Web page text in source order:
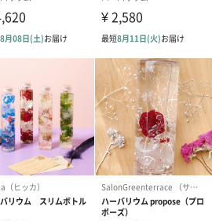
写真付きメッセージカ
ード（Thank you）ピ
【誕生日】
Birthday ホワ
刷なし）（